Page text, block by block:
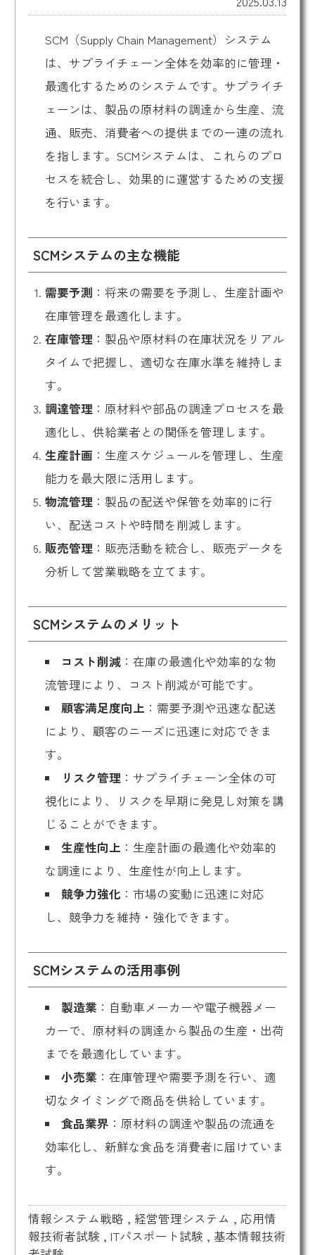
SCM（Supply Chain Management）システム
は、サプライチェーン全体を効率的に管理・
最適化するためのシステムです。サプライチ
ェーンは、製品の原材料の調達から生産、流
通、販売、消費者への提供までの一連の流れ
を指します。SCMシステムは、これらのプロ
セスを統合し、効果的に運営するための支援
を行います。
SCMシステムの主な機能
需要予測 ：将来の需要を予測し、生産計画や
在庫管理を最適化します。
在庫管理 ：製品や原材料の在庫状況をリアル
タイムで把握し、適切な在庫水準を維持しま
す。
調達管理 ：原材料や部品の調達プロセスを最
適化し、供給業者との関係を管理します。
生産計画 ：生産スケジュールを管理し、生産
能力を最大限に活用します。
物流管理 ：製品の配送や保管を効率的に行
い、配送コストや時間を削減します。
販売管理 ：販売活動を統合し、販売データを
分析して営業戦略を立てます。
SCMシステムのメリット
コスト削減 ：在庫の最適化や効率的な物
流管理により、コスト削減が可能です。
顧客満足度向上 ：需要予測や迅速な配送
により、顧客のニーズに迅速に対応できま
す。
リスク管理 ：サプライチェーン全体の可
視化により、リスクを早期に発見し対策を講
じることができます。
生産性向上 ：生産計画の最適化や効率的
な調達により、生産性が向上します。
競争力強化 ：市場の変動に迅速に対応
し、競争力を維持・強化できます。
SCMシステムの活用事例
製造業 ：自動車メーカーや電子機器メー
カーで、原材料の調達から製品の生産・出荷
までを最適化しています。
小売業 ：在庫管理や需要予測を行い、適
切なタイミングで商品を供給しています。
食品業界 ：原材料の調達や製品の流通を
効率化し、新鮮な食品を消費者に届けていま
す。
情報システム戦略 , 経営管理システム , 応用情
報技術者試験 , ITパスポート試験 , 基本情報技術